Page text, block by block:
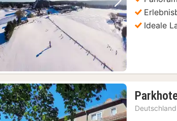
Vorheriges Bild Nächstes
Ideale
Deutschland